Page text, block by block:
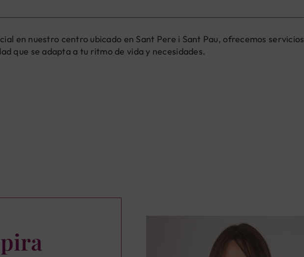
en nuestro centro ubicado en Sant Pere i Sant Pau, ofrecemos servicios
que se adapta a tu ritmo de vida y necesidades.